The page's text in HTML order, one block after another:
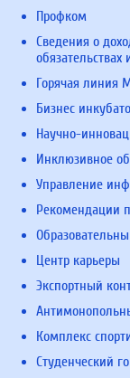
Профком
Сведения о
Горячая линия
Бизнес
Научно-
Инклюзивное
Управление
Рекомендации
Центр карьеры
Экспортный
Комплекс
Студенческий